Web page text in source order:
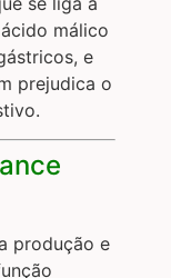
málico
e
prejudica o
produção e